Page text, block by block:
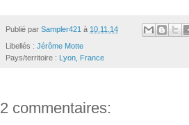
Publié par Sampler421 à 10.11.14
Libellés : Jérôme Motte
Pays/territoire : Lyon, France
2 commentaires: